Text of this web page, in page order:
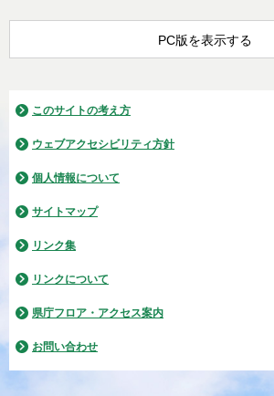
PC版を表示する
このサイトの考え方
ウェブアクセシビリティ方針
個人情報について
サイトマップ
リンク集
リンクについて
県庁フロア・アクセス案内
お問い合わせ